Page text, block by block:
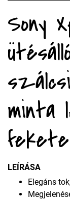
Sony
minta
fekete
LEÍRÁSA
Elegáns